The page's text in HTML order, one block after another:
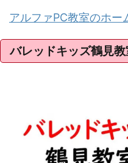
アルファPC教室のホー
バレッドキッズ鶴見